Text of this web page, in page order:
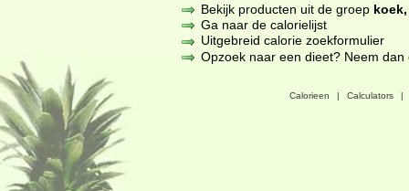
Bekijk producten uit de groep
Ga naar de calorielijst
Uitgebreid calorie zoekformulier
Opzoek naar een dieet? Neem
Calorieen | Calculators |